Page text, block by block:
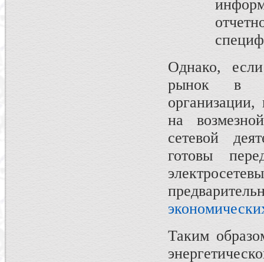
Однако,
рынок в
на
сетевой
готовы
Таким